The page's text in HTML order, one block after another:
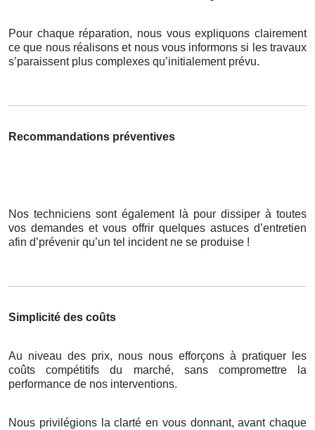
Pour chaque réparation, nous vous expliquons clairement
ce que nous réalisons et nous vous informons si les travaux
s’paraissent plus complexes qu’initialement prévu.
Recommandations préventives
Nos techniciens sont également là pour dissiper à toutes
vos demandes et vous offrir quelques astuces d’entretien
afin d’prévenir qu’un tel incident ne se produise !
Simplicité des coûts
Au niveau des prix, nous nous efforçons à pratiquer les
coûts compétitifs du marché, sans compromettre la
performance de nos interventions.
Nous privilégions la clarté en vous donnant, avant chaque